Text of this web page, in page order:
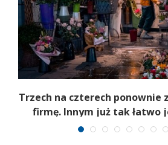
Trzech na czterech ponownie
firmę. Innym już tak łatwo